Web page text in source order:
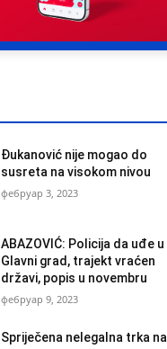
Đukanović nije mogao do
susreta na visokom nivou
фебруар 3, 2023
ABAZOVIĆ: Policija da uđe u
Glavni grad, trajekt vraćen
državi, popis u novembru
фебруар 9, 2023
Spriječena nelegalna trka na